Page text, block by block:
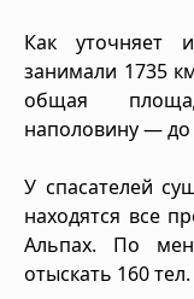
Как уточняет
занимали 1735
общая
наполовину — до
У спасателей
находятся все
Альпах. По
отыскать 160 тел.